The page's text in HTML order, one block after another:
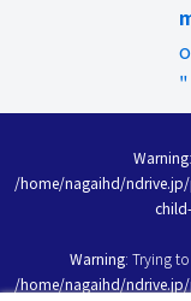
Warning
/home/nagaihd/
Warning: Trying
/home/nagaihd/